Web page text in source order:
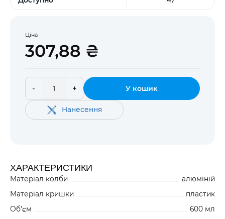
Ціна
307,88 ₴
- + У кошик
Нанесення
ХАРАКТЕРИСТИКИ
Матеріал колби
алюміній
Матеріал кришки
пластик
Об'єм
600 мл